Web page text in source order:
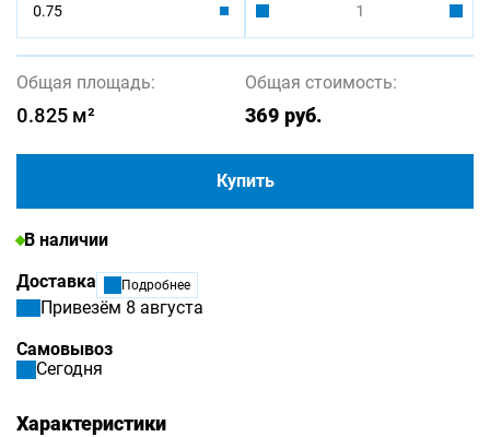
0.75
Общая площадь:
0.825 м²
Общая стоимость:
369 руб.
Купить
В наличии
Доставка
Подробнее
Привезём 8 августа
Самовывоз
Сегодня
Характеристики